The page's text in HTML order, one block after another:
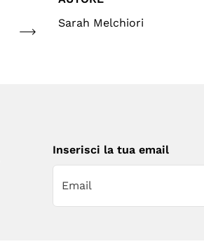
Sarah Melchiori
Inserisci la tua email